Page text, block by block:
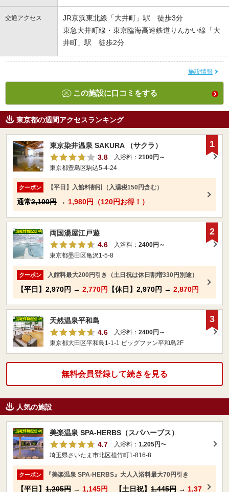
交通アクセス
JR京浜東北線「大井町」駅 徒歩3分
東急大井町線・東京臨海高速鉄道りんかい線「大
井町」駅 徒歩2分
施設情報
この施設に口コミをする
東京都の週間アクセスランキング
東京染井温泉 SAKURA （サクラ）
3.8
入浴料： 2100円～
東京都豊島区駒込5-4-24
クーポン 【平日】入館料割引（入湯税150円含む）
通常2,100円 → 1,980円（120円お得！）
1
両国湯屋江戸遊
4.6
入浴料： 2400円～
東京都墨田区亀沢1-5-8
クーポン 入館料最大200円引き（土日祝は休日割増330円別途）
【平日】 2,970円 → 2,770円 【休日】 2,970円 → 2,870円
2
天然温泉平和島
4.6
入浴料： 2400円～
東京都大田区平和島1-1-1 ビッグファン平和島2F
3
無料会員登録して続きを見る
人気の施設
美楽温泉 SPA-HERBS（スパハーブス）
4.7
入浴料： 1,205円〜
埼玉県さいたま市北区植竹町1-816-8
クーポン 『美楽温泉 SPA-HERBS』大人入浴料最大70円引き
【平日】 1,205円 → 1,145円 【土日祝】 1,445円 → 1,37